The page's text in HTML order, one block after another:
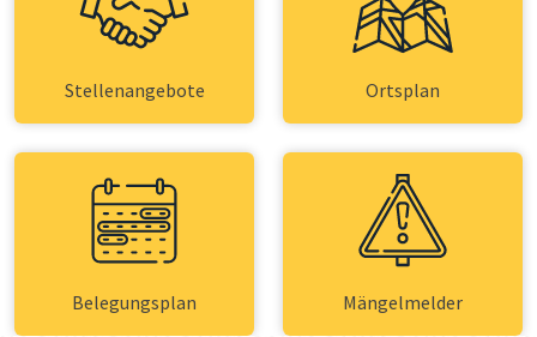
Stellenangebote Ortsplan
Belegungsplan Mängelmelder